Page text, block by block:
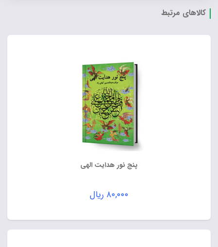
کالاهای مرتبط
پنج نور هدایت الهی
۸۰,۰۰۰ ریال